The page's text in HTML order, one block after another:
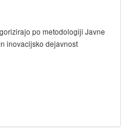
po metodologiji Javne
inovacijsko dejavnost